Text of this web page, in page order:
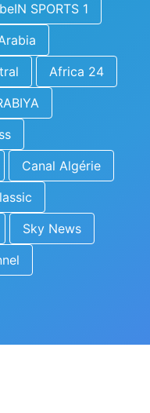
beIN SPORTS 1
Africa 24
Canal Algérie
Sky News